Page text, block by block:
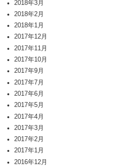
2018年3月
2018年2月
2018年1月
2017年12月
2017年11月
2017年10月
2017年9月
2017年7月
2017年6月
2017年5月
2017年4月
2017年3月
2017年2月
2017年1月
2016年12月